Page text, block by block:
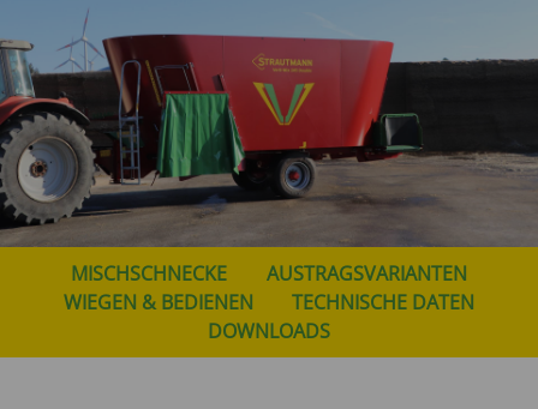
MISCHSCHNECKE
AUSTRAGSVARIANTEN
WIEGEN & BEDIENEN
TECHNISCHE DATEN
DOWNLOADS